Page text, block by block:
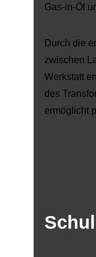
Gas-in-Öl
Durch die
zwischen
Werkstatt
des
ermöglicht